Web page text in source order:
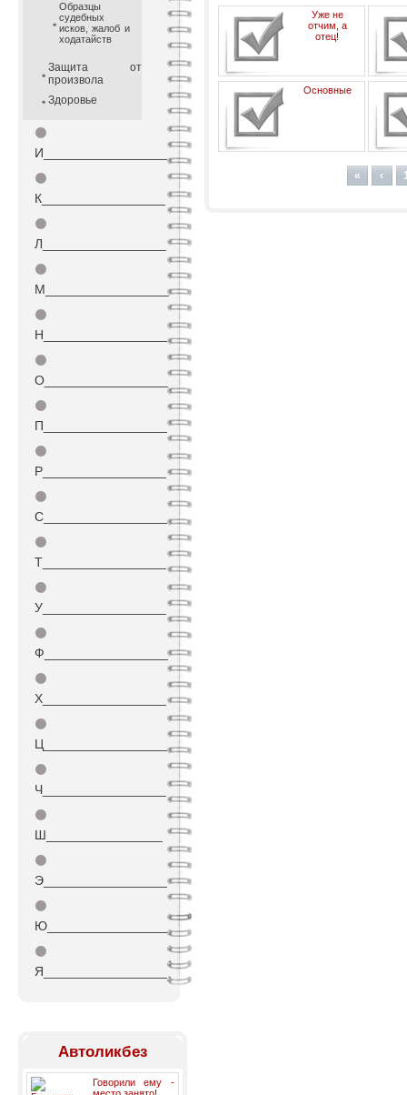
Образцы
судебных
исков, жалоб и
ходатайств
Защита от
произвола
Здоровье
⚫
И_________________
⚫
К_________________
⚫
Л_________________
⚫
М_________________
⚫
Н_________________
⚫
О_________________
⚫
П_________________
⚫
Р_________________
⚫
С_________________
⚫
Т_________________
⚫
У_________________
⚫
Ф_________________
⚫
Х_________________
⚫
Ц_________________
⚫
Ч_________________
⚫
Ш________________
⚫
Э_________________
⚫
Ю_________________
⚫
Я_________________
Автоликбез
Говорили ему -
Уже не
отчим, а
отец!
Основные
« ‹